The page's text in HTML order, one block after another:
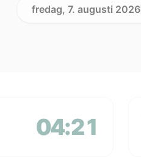
fredag, 7. augusti 2026
04:21